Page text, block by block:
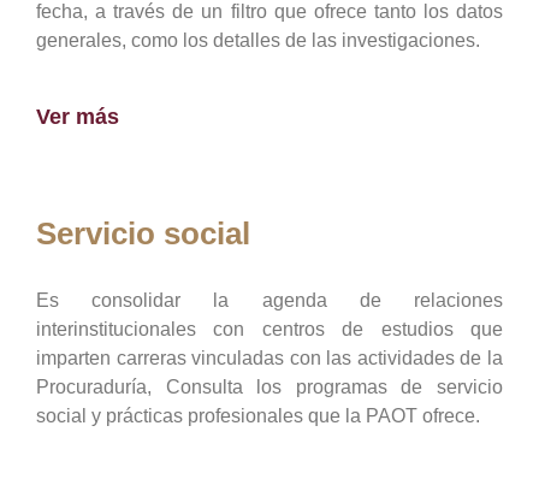
fecha, a través de un filtro que ofrece tanto los datos
generales, como los detalles de las investigaciones.
Ver más
Servicio social
Es consolidar la agenda de relaciones
interinstitucionales con centros de estudios que
imparten carreras vinculadas con las actividades de la
Procuraduría, Consulta los programas de servicio
social y prácticas profesionales que la PAOT ofrece.